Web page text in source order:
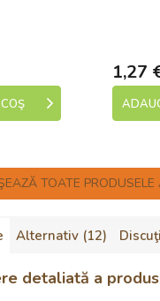
1,27
TOATE PRODUSELE
Alternativ (12)
detaliată a